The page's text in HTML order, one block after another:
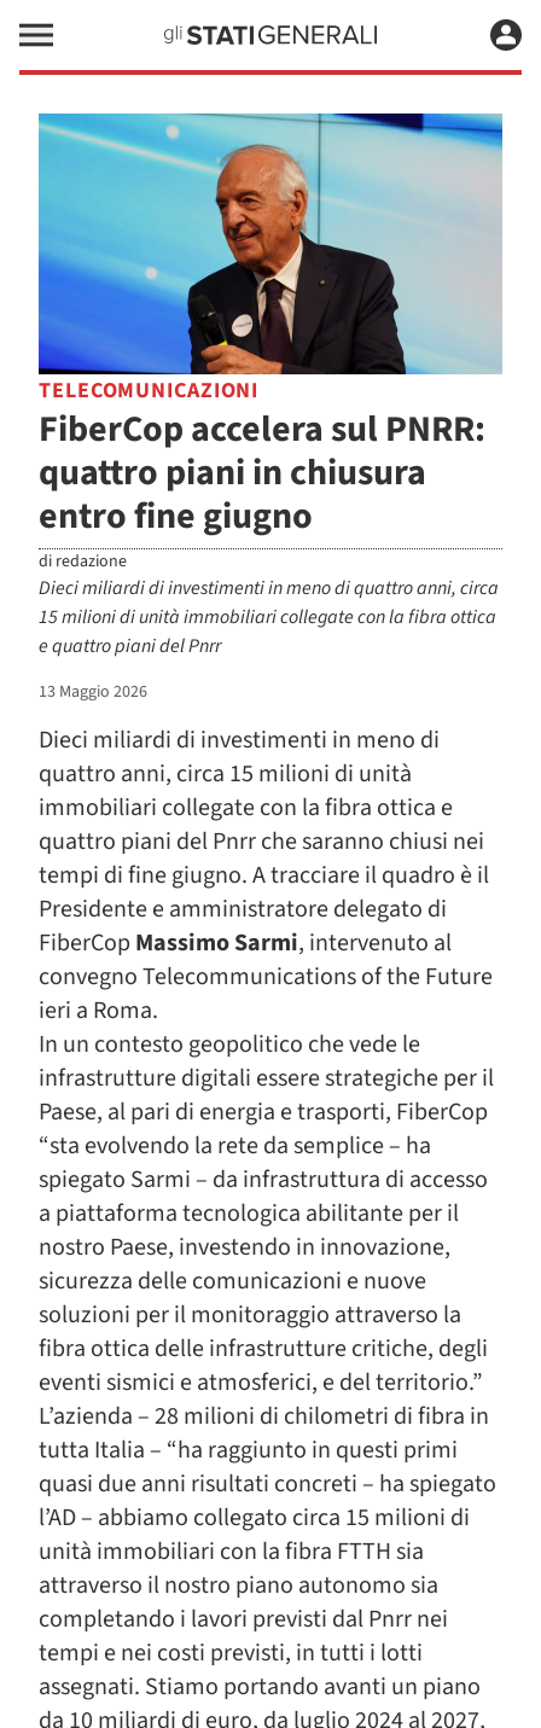
TELECOMUNICAZIONI
FiberCop accelera sul PNRR:
quattro piani in chiusura
entro fine giugno
di redazione
Dieci miliardi di investimenti in meno di quattro anni, circa
15 milioni di unità immobiliari collegate con la fibra ottica
e quattro piani del Pnrr
13 Maggio 2026
Dieci miliardi di investimenti in meno di
quattro anni, circa 15 milioni di unità
immobiliari collegate con la fibra ottica e
quattro piani del Pnrr che saranno chiusi nei
tempi di fine giugno. A tracciare il quadro è il
Presidente e amministratore delegato di
FiberCop Massimo Sarmi, intervenuto al
convegno Telecommunications of the Future
ieri a Roma.
In un contesto geopolitico che vede le
infrastrutture digitali essere strategiche per il
Paese, al pari di energia e trasporti, FiberCop
“sta evolvendo la rete da semplice – ha
spiegato Sarmi – da infrastruttura di accesso
a piattaforma tecnologica abilitante per il
nostro Paese, investendo in innovazione,
sicurezza delle comunicazioni e nuove
soluzioni per il monitoraggio attraverso la
fibra ottica delle infrastrutture critiche, degli
eventi sismici e atmosferici, e del territorio.”
L’azienda – 28 milioni di chilometri di fibra in
tutta Italia – “ha raggiunto in questi primi
quasi due anni risultati concreti – ha spiegato
l’AD – abbiamo collegato circa 15 milioni di
unità immobiliari con la fibra FTTH sia
attraverso il nostro piano autonomo sia
completando i lavori previsti dal Pnrr nei
tempi e nei costi previsti, in tutti i lotti
assegnati. Stiamo portando avanti un piano
da 10 miliardi di euro, da luglio 2024 al 2027,